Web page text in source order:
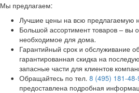
Мы предлагаем:
Лучшие цены на всю предлагаемую
Большой ассортимент товаров – вы
необходимое для дома.
Гарантийный срок и обслуживание
гарантированная скидка на
запасные части для клиентов
Обращайтесь по тел. 8 (495) 181-48-
предоставлена подробная